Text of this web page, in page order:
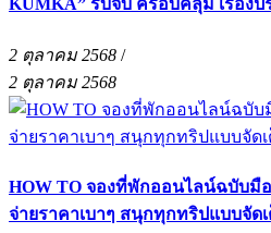
KUMKA” รับจบ ครอบคลุม เรื่อง
2 ตุลาคม 2568 /
2 ตุลาคม 2568
HOW TO จองที่พักออนไลน์ฉบับมื
จ่ายราคาเบาๆ สนุกทุกทริปแบบจัด